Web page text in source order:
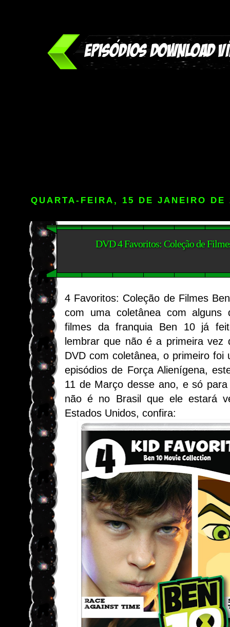
QUARTA-FEIRA, 15 DE JANEIRO DE
DVD 4 Favoritos: Coleção de
4 Favoritos: Coleção de Filmes
com uma coletânea com alguns
filmes da franquia Ben 10 já
lembrar que não é a primeira vez
DVD com coletânea, o primeiro foi
episódios de Força Alienígena,
11 de Março desse ano, e só
não é no Brasil que ele estará
Estados Unidos, confira: